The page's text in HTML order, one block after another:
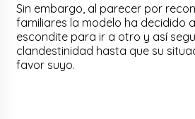
Sin embargo, al parecer por
familiares la modelo ha decidido
escondite para ir a otro y así
clandestinidad hasta que su
favor suyo.